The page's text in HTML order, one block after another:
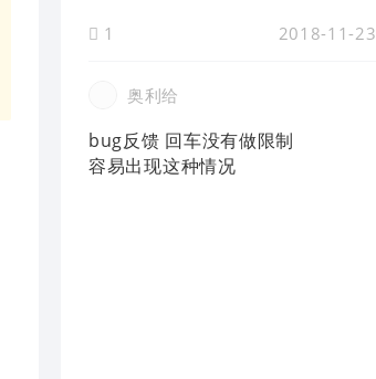
1 2018-11-23
奥利给
bug反馈 回车没有做限制
容易出现这种情况